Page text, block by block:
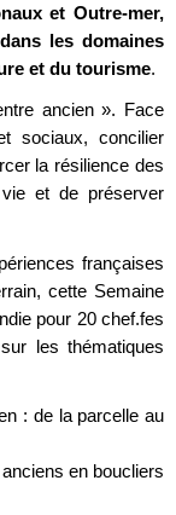
et Outre-mer,
les domaines
et du tourisme.
ancien ». Face
sociaux, concilier
la résilience des
et de préserver
françaises
cette Semaine
pour 20 chef.fes
les thématiques
: de la parcelle au
en boucliers